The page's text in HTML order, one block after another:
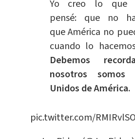
Yo creo lo que
pensé: que no
que América no
cuando lo
Debemos
nosotros somos
Unidos de América.
pic.twitter.com/